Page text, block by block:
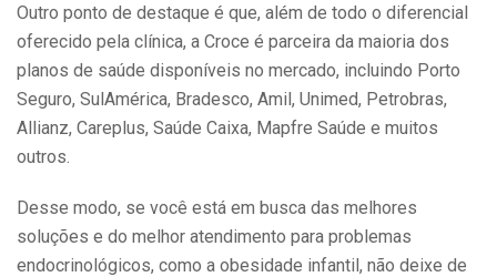
Outro ponto de destaque é que, além de todo o diferencial
oferecido pela clínica, a Croce é parceira da maioria dos
planos de saúde disponíveis no mercado, incluindo Porto
Seguro, SulAmérica, Bradesco, Amil, Unimed, Petrobras,
Allianz, Careplus, Saúde Caixa, Mapfre Saúde e muitos
outros.
Desse modo, se você está em busca das melhores
soluções e do melhor atendimento para problemas
endocrinológicos, como a obesidade infantil, não deixe de